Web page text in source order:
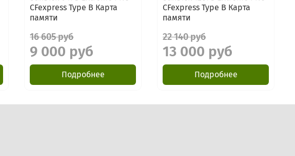
CFexpress Type B Карта
памяти
16 605 руб
9 000 руб
Подробнее
CFexpress Type B Карта
памяти
22 140 руб
13 000 руб
Подробнее